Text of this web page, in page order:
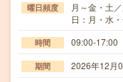
曜日頻度
月～金・土
日：月・水
時間 09:00-17:00
期間 2026年12月